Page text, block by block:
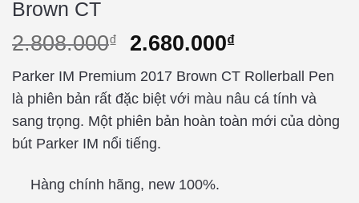
Brown CT
2.808.000₫ 2.680.000₫
Parker IM Premium 2017 Brown CT Rollerball Pen
là phiên bản rất đặc biệt với màu nâu cá tính và
sang trọng. Một phiên bản hoàn toàn mới của dòng
bút Parker IM nổi tiếng.
Hàng chính hãng, new 100%.